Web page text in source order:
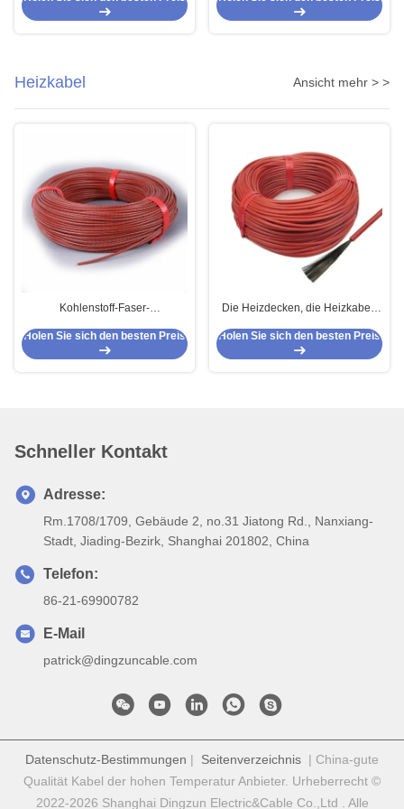
Heizkabel Ansicht mehr > >
Kohlenstoff-Faser-
12V 24V 36V 48V für
Gesundheitswesen-Ausrüstung
Holen Sie sich den besten Preis
Die Heizdecken, die Heizkabel-
Silikonkautschuk schmelzen,
isolierten 18K 20ohm
Holen Sie sich den besten Preis
Schneller Kontakt
Adresse:
Rm.1708/1709, Gebäude 2, no.31 Jiatong Rd., Nanxiang-
Stadt, Jiading-Bezirk, Shanghai 201802, China
Telefon:
86-21-69900782
E-Mail
patrick@dingzuncable.com
Datenschutz-Bestimmungen | Seitenverzeichnis | China-gute
Qualität Kabel der hohen Temperatur Anbieter. Urheberrecht ©
2022-2026 Shanghai Dingzun Electric&Cable Co.,Ltd . Alle